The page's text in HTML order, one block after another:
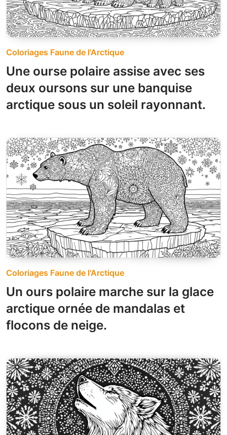
Coloriages Faune de l'Arctique
Une ourse polaire assise avec ses
deux oursons sur une banquise
arctique sous un soleil rayonnant.
Coloriages Faune de l'Arctique
Un ours polaire marche sur la glace
arctique ornée de mandalas et
flocons de neige.